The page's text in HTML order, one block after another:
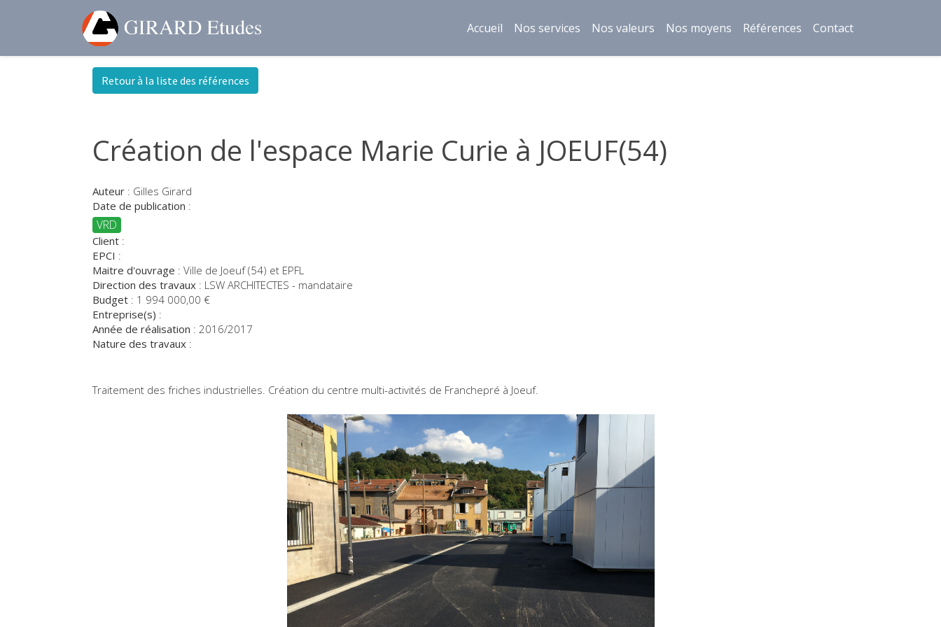
Accueil Nos services Nos valeurs Nos moyens Références Contact
Retour à la liste des références
Création de l'espace Marie Curie à JOEUF(54)
Auteur : Gilles Girard
Date de publication :
VRD
Client :
EPCI :
Maitre d'ouvrage : Ville de Joeuf (54) et EPFL
Direction des travaux : LSW ARCHITECTES - mandataire
Budget : 1 994 000,00 €
Entreprise(s) :
Année de réalisation : 2016/2017
Nature des travaux :
Traitement des friches industrielles. Création du centre multi-activités de Franchepré à Joeuf.